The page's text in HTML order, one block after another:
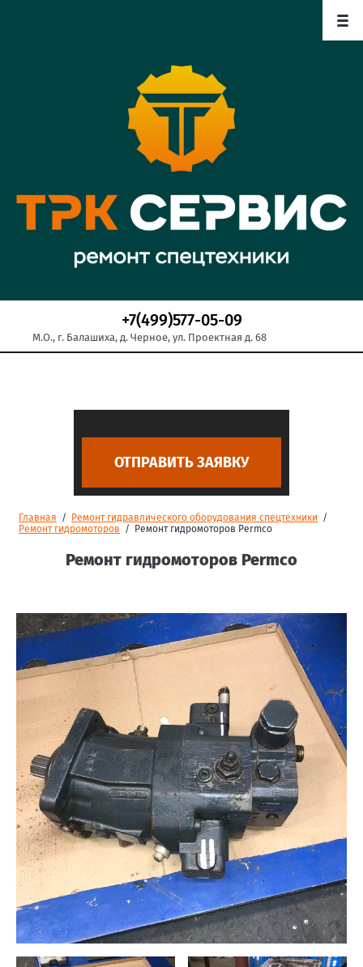
+7(499)577-05-09
М.О., г. Балашиха, д. Черное, ул. Проектная д. 68
ОТПРАВИТЬ ЗАЯВКУ
Главная / Ремонт гидравлического оборудования спецтехники /
Ремонт гидромоторов / Ремонт гидромоторов Permco
Ремонт гидромоторов Permco